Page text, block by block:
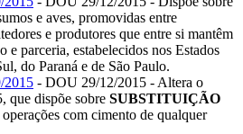
e aves, promovidas entre
e produtores que entre si mantêm
e parceria, estabelecidos nos Estados
do Paraná e de São Paulo.
2015 - DOU 29/12/2015 - Altera o
que dispõe sobre SUBSTITUIÇÃO
operações com cimento de qualquer